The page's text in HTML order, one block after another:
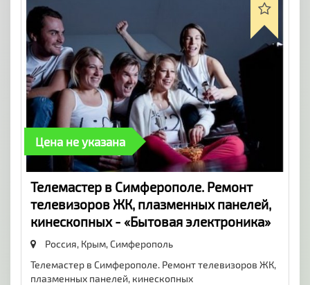
Цена не указана
Телемастер в Симферополе. Ремонт
телевизоров ЖК, плазменных панелей,
кинескопных - «Бытовая электроника»
Россия, Крым,Симферополь
Телемастер в Симферополе. Ремонт телевизоров ЖК,
плазменных панелей, кинескопных